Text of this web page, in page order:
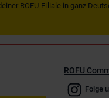
ROFU-Filiale in ganz
ROFU
Folge